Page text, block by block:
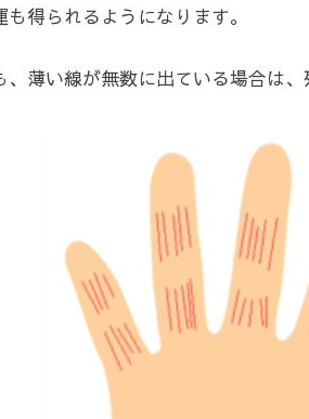
得られるようになります。
薄い線が無数に出ている場合は、